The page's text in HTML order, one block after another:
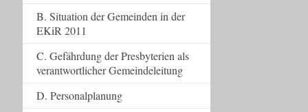
B. Situation der Gemeinden in der
EKiR 2011
C. Gefährdung der Presbyterien als
verantwortlicher Gemeindeleitung
D. Personalplanung